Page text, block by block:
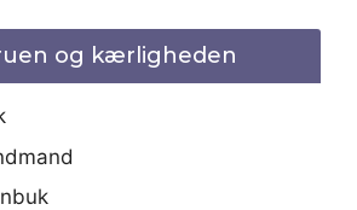
og kærligheden